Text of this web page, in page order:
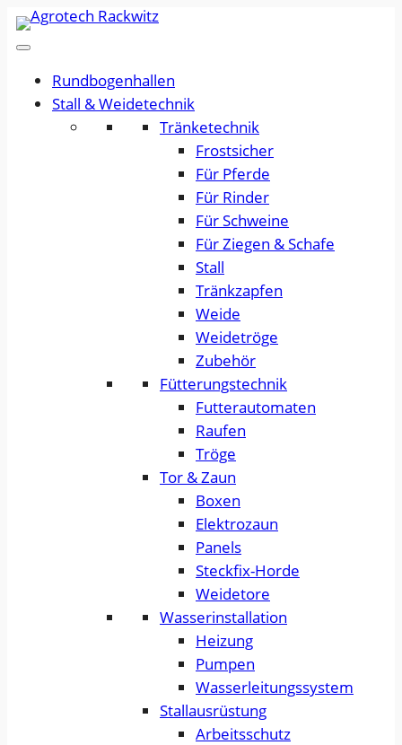
Rundbogenhallen
Stall & Weidetechnik
Tränketechnik
Frostsicher
Für Pferde
Für Rinder
Für Schweine
Für Ziegen & Schafe
Stall
Tränkzapfen
Weide
Weidetröge
Zubehör
Fütterungstechnik
Futterautomaten
Raufen
Tröge
Tor & Zaun
Boxen
Elektrozaun
Panels
Steckfix-Horde
Weidetore
Wasserinstallation
Heizung
Pumpen
Wasserleitungssystem
Stallausrüstung
Arbeitsschutz